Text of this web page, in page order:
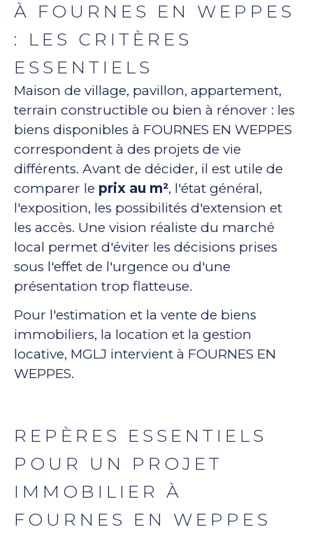
À FOURNES EN WEPPES
: LES CRITÈRES
ESSENTIELS
Maison de village, pavillon, appartement,
terrain constructible ou bien à rénover : les
biens disponibles à FOURNES EN WEPPES
correspondent à des projets de vie
différents. Avant de décider, il est utile de
comparer le prix au m², l'état général,
l'exposition, les possibilités d'extension et
les accès. Une vision réaliste du marché
local permet d'éviter les décisions prises
sous l'effet de l'urgence ou d'une
présentation trop flatteuse.
Pour l'estimation et la vente de biens
immobiliers, la location et la gestion
locative, MGLJ intervient à FOURNES EN
WEPPES.
REPÈRES ESSENTIELS
POUR UN PROJET
IMMOBILIER À
FOURNES EN WEPPES